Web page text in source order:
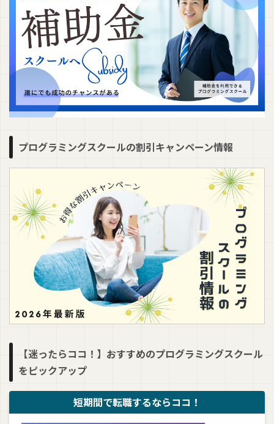
プログラミングスクールの割引キャンペーン情報
【迷ったらココ！】おすすめのプログラミングスクール
をピックアップ
短期間で転職するならココ！